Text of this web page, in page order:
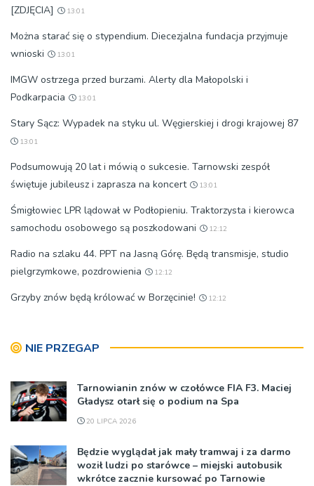
[ZDJĘCIA]
13:01
Można starać się o stypendium. Diecezjalna fundacja przyjmuje
wnioski
13:01
IMGW ostrzega przed burzami. Alerty dla Małopolski i
Podkarpacia
13:01
Stary Sącz: Wypadek na styku ul. Węgierskiej i drogi krajowej 87
13:01
Podsumowują 20 lat i mówią o sukcesie. Tarnowski zespół
świętuje jubileusz i zaprasza na koncert
13:01
Śmigłowiec LPR lądował w Podłopieniu. Traktorzysta i kierowca
samochodu osobowego są poszkodowani
12:12
Radio na szlaku 44. PPT na Jasną Górę. Będą transmisje, studio
pielgrzymkowe, pozdrowienia
12:12
Grzyby znów będą królować w Borzęcinie! 12:12
NIE PRZEGAP
Tarnowianin znów w czołówce FIA F3. Maciej
Gładysz otarł się o podium na Spa
20 LIPCA 2026
Będzie wyglądał jak mały tramwaj i za darmo
woził ludzi po starówce – miejski autobusik
wkrótce zacznie kursować po Tarnowie